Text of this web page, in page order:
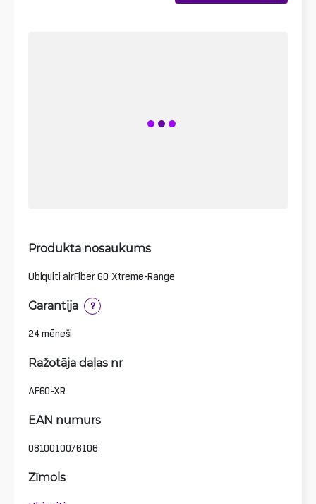
Produkta nosaukums
Ubiquiti airFiber 60 Xtreme-Range
Garantija ?
24 mēneši
Ražotāja daļas nr
AF60-XR
EAN numurs
0810010076106
Zīmols